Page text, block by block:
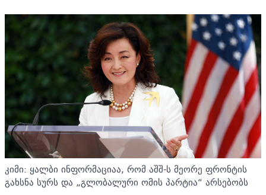
კიმი: ყალბი ინფორმაციაა, რომ აშშ-ს მეორე ფრონტის
გახსნა სურს და „გლობალური ომის პარტია“ არსებობს